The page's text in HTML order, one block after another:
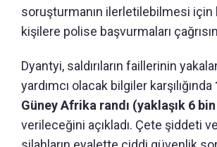
soruşturmanın ilerletilebilmesi için
kişilere polise başvurmaları
Dyantyi, saldırıların faillerinin
yardımcı olacak bilgiler karşılığında
Güney Afrika randı (yaklaşık 6
verileceğini açıkladı. Çete şiddeti ve